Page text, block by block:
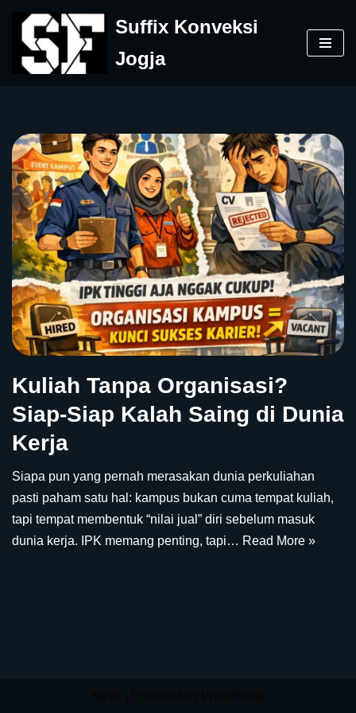
Skip
to
Suffix Konveksi
Jogja
Kuliah Tanpa Organisasi?
Siap-Siap Kalah Saing di Dunia
Kerja
Siapa pun yang pernah merasakan dunia perkuliahan
pasti paham satu hal: kampus bukan cuma tempat kuliah,
tapi tempat membentuk “nilai jual” diri sebelum masuk
dunia kerja. IPK memang penting, tapi… Read More »